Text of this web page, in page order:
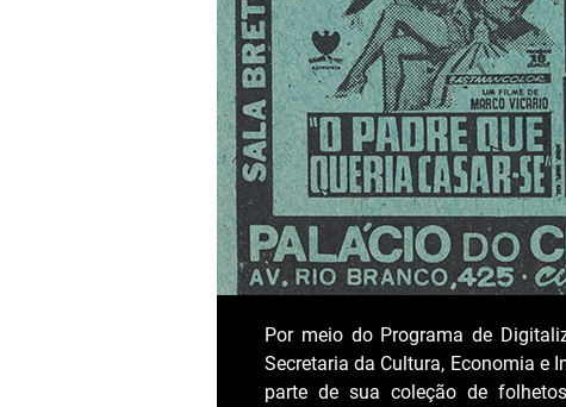
Por meio do Programa de
Secretaria da Cultura, Economia e
parte de sua coleção de